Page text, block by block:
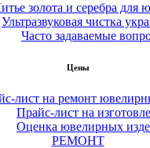
золота и серебра для
Ультразвуковая чистка
Часто задаваемые
Цены
лист на ремонт
Прайс-лист на
Оценка ювелирных
РЕМОНТ